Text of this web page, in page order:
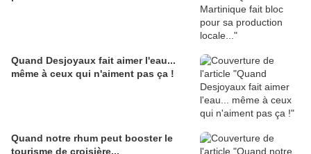
Quand Desjoyaux fait aimer l'eau...
même à ceux qui n'aiment pas ça !
Quand notre rhum peut booster le
tourisme de croisière...